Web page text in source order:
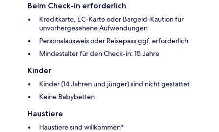
Beim Check-in erforderlich
Kreditkarte, EC-Karte oder Bargeld-Kaution für
unvorhergesehene Aufwendungen
Personalausweis oder Reisepass ggf. erforderlich
Mindestalter für den Check-in: 15 Jahre
Kinder
Kinder (14 Jahren und jünger) sind nicht gestattet
Keine Babybetten
Haustiere
Haustiere sind willkommen*